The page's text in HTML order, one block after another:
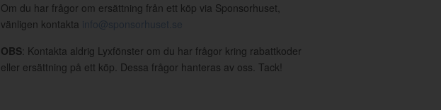
Om du har frågor om ersättning från ett köp via Sponsorhuset,
vänligen kontakta info@sponsorhuset.se
OBS: Kontakta aldrig Lyxfönster om du har frågor kring rabattkoder
eller ersättning på ett köp. Dessa frågor hanteras av oss. Tack!